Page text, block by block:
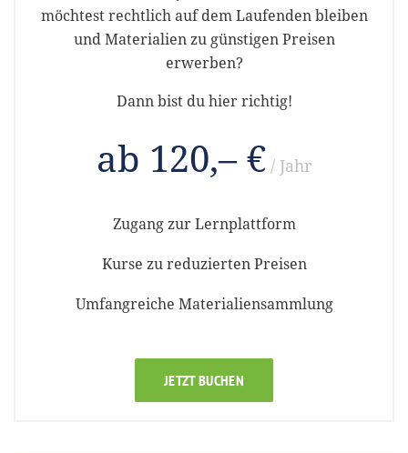
möchtest rechtlich auf dem Laufenden bleiben
und Materialien zu günstigen Preisen
erwerben?
Dann bist du hier richtig!
ab 120,– € / Jahr
Zugang zur Lernplattform
Kurse zu reduzierten Preisen
Umfangreiche Materialiensammlung
JETZT BUCHEN